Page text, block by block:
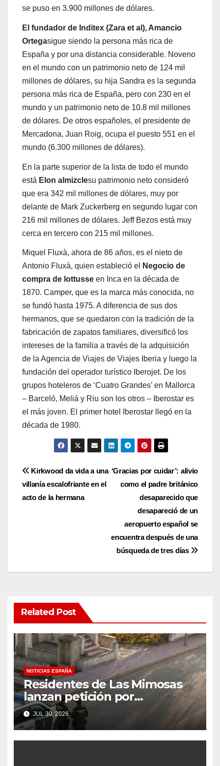
se puso en 3.900 millones de dólares.
El fundador de Inditex (Zara et al), Amancio
Ortegasigue siendo la persona más rica de
España y por una distancia considerable. Noveno
en el mundo con un patrimonio neto de 124 mil
millones de dólares, su hija Sandra es la segunda
persona más rica de España, pero con 230 en el
mundo y un patrimonio neto de 10.8 mil millones
de dólares. De otros españoles, el presidente de
Mercadona, Juan Roig, ocupa el puesto 551 en el
mundo (6.300 millones de dólares).
En la parte superior de la lista de todo el mundo
está Elon almizclesu patrimonio neto consideró
que era 342 mil millones de dólares, muy por
delante de Mark Zuckerberg en segundo lugar con
216 mil millones de dólares. Jeff Bezos está muy
cerca en tercero con 215 mil millones.
Miquel Fluxà, ahora de 86 años, es el nieto de
Antonio Fluxà, quien estableció el
Negocio de
compra de lottusse en Inca en la década de
1870. Camper, que es la marca más conocida, no
se fundó hasta 1975. A diferencia de sus dos
hermanos, que se quedaron con la tradición de la
fabricación de zapatos familiares, diversificó los
intereses de la familia a través de la adquisición
de la Agencia de Viajes de Viajes Iberia y luego la
fundación del operador turístico Iberojet. De los
grupos hoteleros de ‘Cuatro Grandes’ en Mallorca
– Barceló, Meliá y Riu son los otros – Iberostar es
el más joven. El primer hotel Iberostar llegó en la
década de 1980.
Post
navigation
‘Gracias por cuidar’: alivio
como el padre británico
desaparecido que
desapareció de un
aeropuerto español se
encuentra después de una
búsqueda de tres días
Kirkwood da vida a una
villanía escalofriante en el
acto de la hermana
Related Post
NOTICIAS ESPAÑA
Residentes de Las Mimosas
lanzan petición por
disminución ‘inaceptable’ de
servicios básicos – The Leader
JUL 30, 2026